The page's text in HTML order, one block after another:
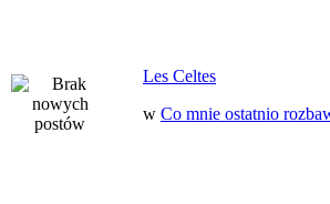
Les Celtes
w Co mnie ostatnio